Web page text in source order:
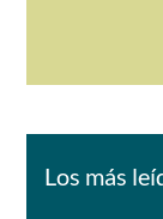
Los más